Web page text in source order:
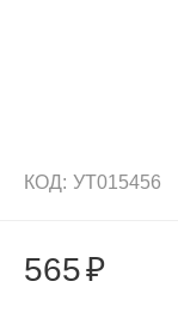
КОД: УТ015456
565₽